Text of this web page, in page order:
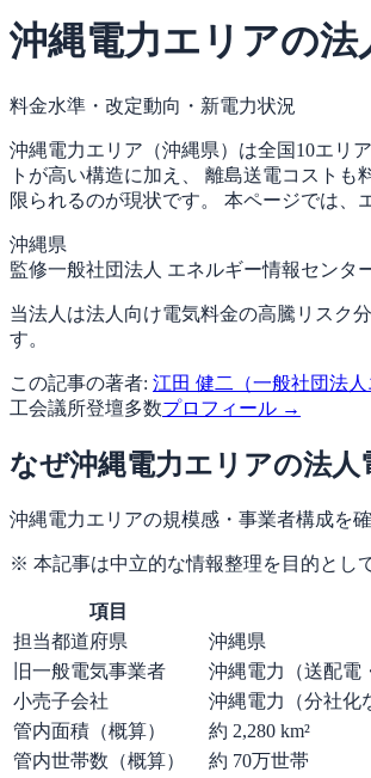
沖縄電力エリアの法
料金水準・改定動向・新電力状況
沖縄電力エリア（沖縄県）は全国10エリ
トが高い構造に加え、 離島送電コスト
限られるのが現状です。 本ページでは、
沖縄県
監修一般社団法人 エネルギー情報センタ
当法人は法人向け電気料金の高騰リスク
す。
この記事の著者: 江田 健二（一般社団法
工会議所登壇多数プロフィール →
なぜ沖縄電力エリアの法
沖縄電力エリアの規模感・事業者構成を
※ 本記事は中立的な情報整理を目的とし
項目
担当都道府県
沖縄県
旧一般電気事業者
沖縄電力（送配電
小売子会社
沖縄電力（分社化
管内面積（概算）
約 2,280 km²
管内世帯数（概算）
約 70万世帯